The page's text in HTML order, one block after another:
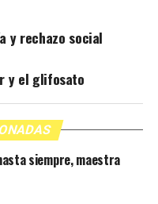
y rechazo social
y el glifosato
siempre, maestra